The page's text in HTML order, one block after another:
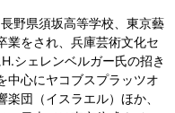
野県須坂高等学校、東京藝
業をされ、兵庫芸術文化セ
シェレンベルガー氏の招き
中心にヤコブスプラッツオ
団（イスラエル）ほか、